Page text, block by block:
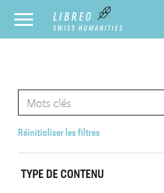
Réinitialiser les filtres
TYPE DE CONTENU